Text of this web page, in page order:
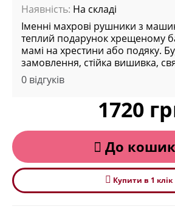
Наявність: На складі
Іменні махрові рушники з
теплий подарунок хрещеному
мамі на хрестини або подяку.
замовлення, стійка вишивка,
0 відгуків
1720
До
Купити в 1 клiк